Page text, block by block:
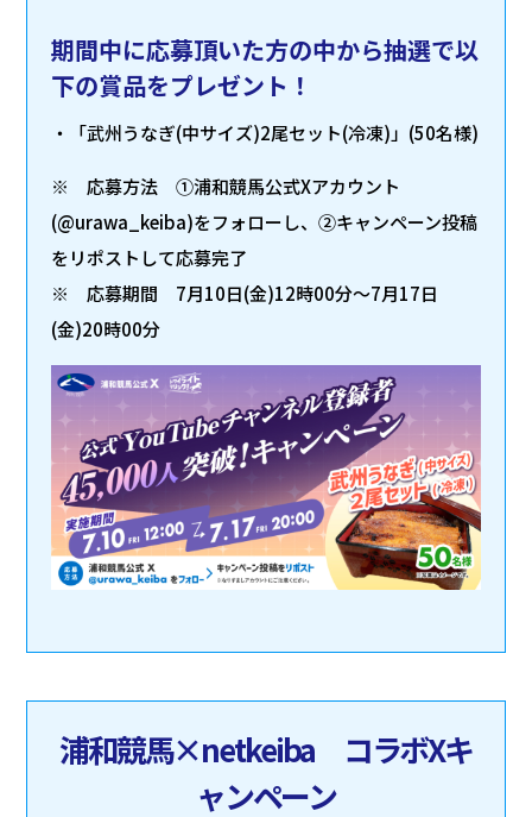
期間中に応募頂いた方の中から抽選で以
下の賞品をプレゼント！
・「武州うなぎ(中サイズ)2尾セット(冷凍)」(50名様)
※ 応募方法 ①浦和競馬公式Xアカウント
(@urawa_keiba)をフォローし、②キャンペーン投稿
をリポストして応募完了
※ 応募期間 7月10日(金)12時00分～7月17日
(金)20時00分
浦和競馬×netkeiba コラボXキ
ャンペーン